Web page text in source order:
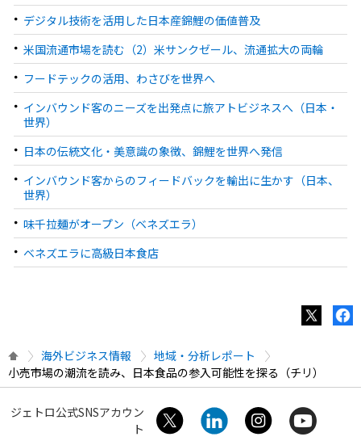
デジタル技術を活用した日本産錦鯉の価値普及
米国流通市場を読む（2）米サンクゼール、流通拡大の両輪
フードテックの活用、わさびを世界へ
インバウンド客のニーズを出発点に旅アトビジネスへ（日本・
世界）
日本の伝統文化・美意識の象徴、錦鯉を世界へ発信
インバウンド客からのフィードバックを輸出に生かす（日本、
世界）
味千拉麺がオープン（ベネズエラ）
ベネズエラに高級日本食店
海外ビジネス情報
地域・分析レポート
小売市場の潮流を読み、日本食品の参入可能性を探る（チリ）
ジェトロ公式SNSアカウン
ト